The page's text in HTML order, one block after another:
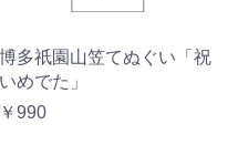
博多祇園山笠てぬぐい「祝
いめでた」
￥990